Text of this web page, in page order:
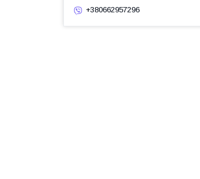
+380662957296